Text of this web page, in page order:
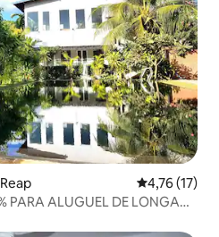
4,76 de uma
4,76 (17)
PARA ALUGUEL DE LONGA